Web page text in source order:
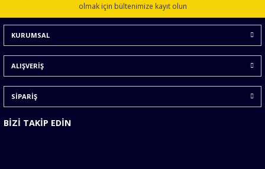
olmak için bültenimize kayıt olun
KURUMSAL
ALIŞVERİŞ
SİPARİŞ
BİZİ TAKİP EDİN